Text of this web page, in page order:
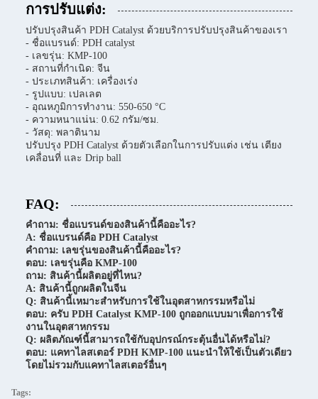
การปรับแต่ง:
ปรับปรุงสินค้า PDH Catalyst ด้วยบริการปรับปรุงสินค้าของเรา
- ชื่อแบรนด์: PDH catalyst
- เลขรุ่น: KMP-100
- สถานที่กําเนิด: จีน
- ประเภทสินค้า: เครื่องเร่ง
- รูปแบบ: เปลเลต
- อุณหภูมิการทํางาน: 550-650 °C
- ความหนาแน่น: 0.62 กรัม/ซม.
- วัสดุ: พลาตินาม
ปรับปรุง PDH Catalyst ด้วยตัวเลือกในการปรับแต่ง เช่น เตียง
เคลื่อนที่ และ Drip ball
FAQ:
คําถาม: ชื่อแบรนด์ของสินค้านี้คืออะไร?
A: ชื่อแบรนด์คือ PDH Catalyst
คําถาม: เลขรุ่นของสินค้านี้คืออะไร?
ตอบ: เลขรุ่นคือ KMP-100
ถาม: สินค้านี้ผลิตอยู่ที่ไหน?
A: สินค้านี้ถูกผลิตในจีน
Q: สินค้านี้เหมาะสําหรับการใช้ในอุตสาหกรรมหรือไม่
ตอบ: ครับ PDH Catalyst KMP-100 ถูกออกแบบมาเพื่อการใช้
งานในอุตสาหกรรม
Q: ผลิตภัณฑ์นี้สามารถใช้กับอุปกรณ์กระตุ้นอื่นได้หรือไม่?
ตอบ: แคทาไลสเตอร์ PDH KMP-100 แนะนําให้ใช้เป็นตัวเดียว
โดยไม่รวมกับแคทาไลสเตอร์อื่นๆ
Tags: